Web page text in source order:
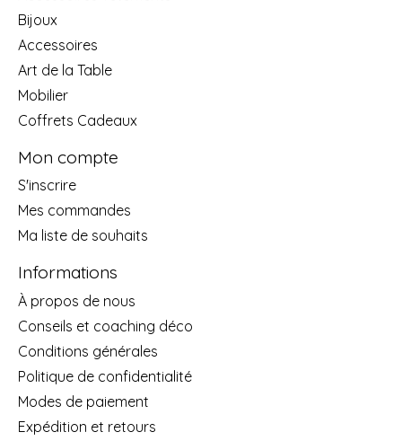
Bijoux
Accessoires
Art de la Table
Mobilier
Coffrets Cadeaux
Mon compte
S'inscrire
Mes commandes
Ma liste de souhaits
Informations
À propos de nous
Conseils et coaching déco
Conditions générales
Politique de confidentialité
Modes de paiement
Expédition et retours